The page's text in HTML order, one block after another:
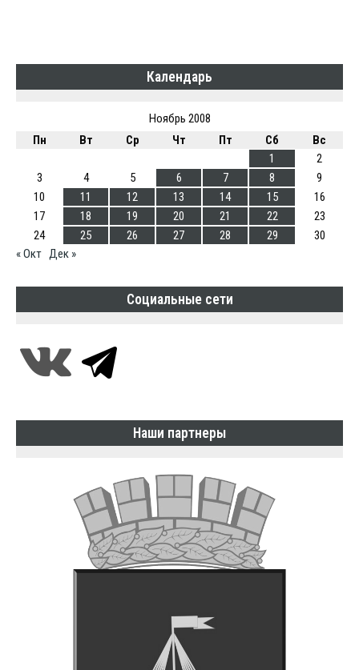
Календарь
Ноябрь 2008
Пн
Вт Ср Чт Пт Сб
Вс
1
2
3
4 5 6 7 8
9
10
11 12 13 14 15
16
17
18 19 20 21 22
23
24
25 26 27 28 29
30
« Окт Дек »
Социальные сети
Наши партнеры